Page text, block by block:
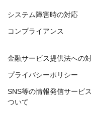
システム障害時の対応
コンプライアンス
金融サービス提供法への
プライバシーポリシー
SNS等の情報発信サービ
ついて